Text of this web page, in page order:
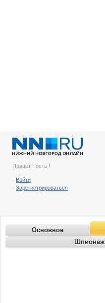
Привет, Гость !
- Войти
- Зарегистрироваться
Основное
Шпионаж